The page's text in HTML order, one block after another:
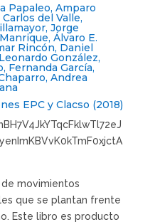
Papaleo, Amparo
del Valle,
Jorge
Álvaro E.
Rincón, Daniel
González,
Fernanda García,
Andrea
EPC y Clacso (2018)
movimientos
que se plantan frente
Este libro es producto